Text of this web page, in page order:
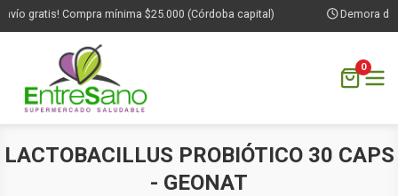
gratis! Compra mínima $25.000 (Córdoba capital) Demora de
0
LACTOBACILLUS PROBIÓTICO 30 CAPS
- GEONAT